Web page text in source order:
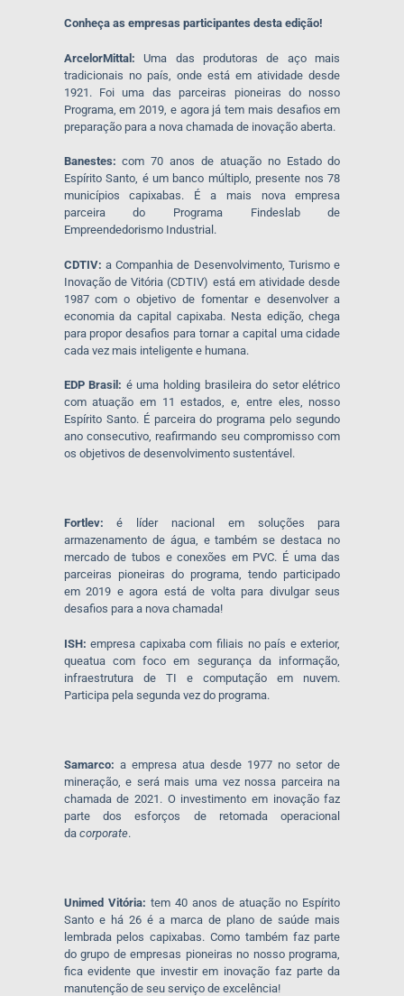
Conheça as empresas participantes desta edição!
ArcelorMittal: Uma das produtoras de aço mais
tradicionais no país, onde está em atividade desde
1921. Foi uma das parceiras pioneiras do nosso
Programa, em 2019, e agora já tem mais desafios em
preparação para a nova chamada de inovação aberta.
Banestes: com 70 anos de atuação no Estado do
Espírito Santo, é um banco múltiplo, presente nos 78
municípios capixabas. É a mais nova empresa
parceira do Programa Findeslab de
Empreendedorismo Industrial.
CDTIV: a Companhia de Desenvolvimento, Turismo e
Inovação de Vitória (CDTIV) está em atividade desde
1987 com o objetivo de fomentar e desenvolver a
economia da capital capixaba. Nesta edição, chega
para propor desafios para tornar a capital uma cidade
cada vez mais inteligente e humana.
EDP Brasil: é uma holding brasileira do setor elétrico
com atuação em 11 estados, e, entre eles, nosso
Espírito Santo. É parceira do programa pelo segundo
ano consecutivo, reafirmando seu compromisso com
os objetivos de desenvolvimento sustentável.
Fortlev: é líder nacional em soluções para
armazenamento de água, e também se destaca no
mercado de tubos e conexões em PVC. É uma das
parceiras pioneiras do programa, tendo participado
em 2019 e agora está de volta para divulgar seus
desafios para a nova chamada!
ISH:empresa capixaba com filiais no país e exterior,
queatua com foco em segurança da informação,
infraestrutura de TI e computação em nuvem.
Participa pela segunda vez do programa.
Samarco: a empresa atua desde 1977 no setor de
mineração, e será mais uma vez nossa parceira na
chamada de 2021. O investimento em inovação faz
parte dos esforços de retomada operacional
da corporate.
Unimed Vitória: tem 40 anos de atuação no Espírito
Santo e há 26 é a marca de plano de saúde mais
lembrada pelos capixabas. Como também faz parte
do grupo de empresas pioneiras no nosso programa,
fica evidente que investir em inovação faz parte da
manutenção de seu serviço de excelência!